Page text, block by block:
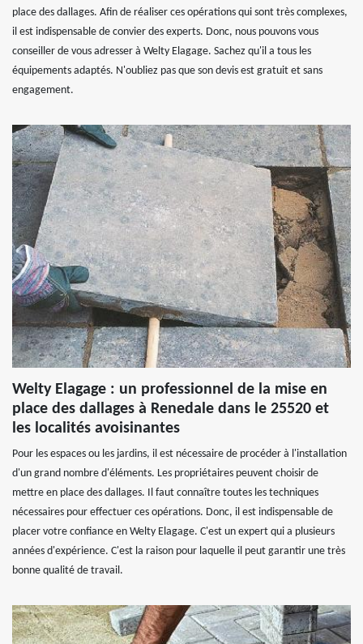
place des dallages. Afin de réaliser ces opérations qui sont très complexes,
il est indispensable de convier des experts. Donc, nous pouvons vous
conseiller de vous adresser à Welty Elagage. Sachez qu'il a tous les
équipements adaptés. N'oubliez pas que son devis est gratuit et sans
engagement.
Welty Elagage : un professionnel de la mise en
place des dallages à Renedale dans le 25520 et
les localités avoisinantes
Pour les espaces ou les jardins, il est nécessaire de procéder à l'installation
d'un grand nombre d'éléments. Les propriétaires peuvent choisir de
mettre en place des dallages. Il faut connaître toutes les techniques
nécessaires pour effectuer ces opérations. Donc, il est indispensable de
placer votre confiance en Welty Elagage. C'est un expert qui a plusieurs
années d'expérience. C'est la raison pour laquelle il peut garantir une très
bonne qualité de travail.